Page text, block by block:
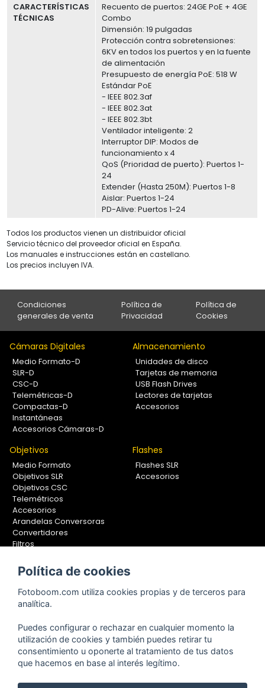
CARACTERÍSTICAS
TÉCNICAS
Recuento de puertos: 24GE PoE + 4GE
Combo
Dimensión: 19 pulgadas
Protección contra sobretensiones:
6KV en todos los puertos y en la fuente
de alimentación
Presupuesto de energía PoE: 518 W
Estándar PoE
- IEEE 802.3af
- IEEE 802.3at
- IEEE 802.3bt
Ventilador inteligente: 2
Interruptor DIP: Modos de
funcionamiento x 4
QoS (Prioridad de puerto): Puertos 1-
24
Extender (Hasta 250M): Puertos 1-8
Aislar: Puertos 1-24
PD-Alive: Puertos 1-24
Todos los productos vienen un distribuidor oficial
Servicio técnico del proveedor oficial en España.
Los manuales e instrucciones están en castellano.
Los precios incluyen IVA.
Condiciones
generales de venta
Política de
Privacidad
Política de
Cookies
Cámaras Digitales
Medio Formato-D
SLR-D
CSC-D
Telemétricas-D
Compactas-D
Instantáneas
Accesorios Cámaras-D
Almacenamiento
Unidades de disco
Tarjetas de memoria
USB Flash Drives
Lectores de tarjetas
Accesorios
Objetivos
Medio Formato
Objetivos SLR
Objetivos CSC
Telemétricos
Accesorios
Arandelas Conversoras
Convertidores
Filtros
Calibradores
Flashes
Flashes SLR
Accesorios
Soportes Fotografía
Monopiés
Trípodes
Kit Completos
Accesorios
Política de cookies
Fotoboom.com utiliza cookies propias y de terceros para
analítica.
Puedes configurar o rechazar en cualquier momento la
utilización de cookies y también puedes retirar tu
consentimiento u oponerte al tratamiento de tus datos
que hacemos en base al interés legítimo.